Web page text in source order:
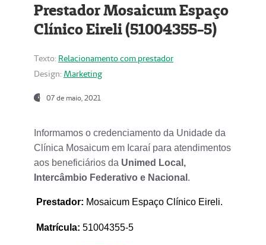
Prestador Mosaicum Espaço
Clínico Eireli (51004355-5)
Texto: Relacionamento com prestador
Design: Marketing
07 de maio, 2021
Informamos o credenciamento da Unidade da
Clínica Mosaicum em Icaraí para atendimentos
aos beneficiários da Unimed Local,
Intercâmbio Federativo e Nacional .
Prestador: Mosaicum Espaço Clínico Eireli.
Matrícula: 51004355-5